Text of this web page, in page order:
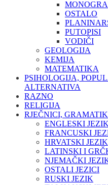
OSTALO
PUTOPISI
VODIČI
GEOLOGIJA
KEMIJA
MATEMATIKA
PSIHOLOGIJA,
ALTERNATIVA
RAZNO
RELIGIJA
RJEČNICI,
ENGLESKI JEZIK
FRANCUSKI
HRVATSKI JEZIK
LATINSKI I
NJEMAČKI
OSTALI JEZICI
RUSKI JEZIK